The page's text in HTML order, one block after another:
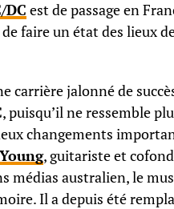
DC est de passage en
de faire un état des lieux
carrière jalonné de
, puisqu’il ne ressemble
changements
, guitariste et
médias australien, le
Il a depuis été